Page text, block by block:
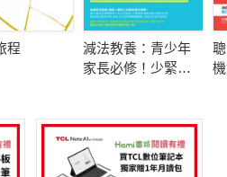
刻，
忍受人生。
事的陪伴，成長不孤單！
過著幸福、快樂的日子」之間，有
了好多稀奇古怪、妙不可言的事，
往巧克力工廠、被一隻獾撫養長
程
減法教養：青少年
家長必修！少緊
「超長青春期」，
走出焦慮、得到療
癒的新教養守則